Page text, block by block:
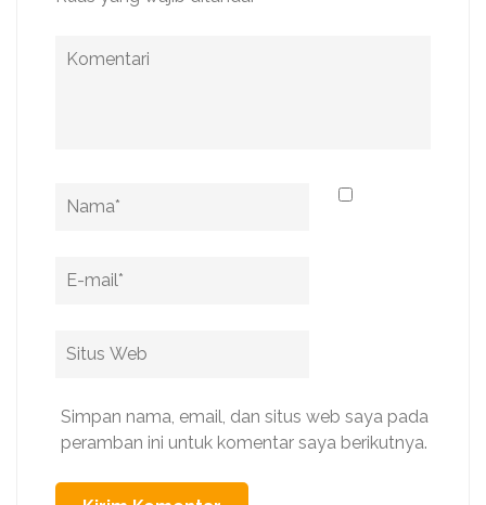
Komentari
Name
Email
Situs
Simpan nama, email, dan situs web saya pada
peramban ini untuk komentar saya berikutnya.